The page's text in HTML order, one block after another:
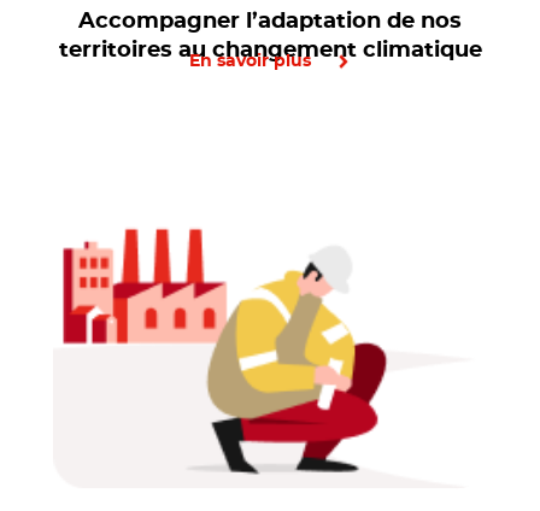
Accompagner l’adaptation de nos
territoires au changement climatique
En savoir plus